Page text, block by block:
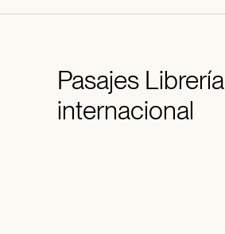
PasajesLibrería
internacional